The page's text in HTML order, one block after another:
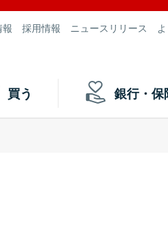
採用情報 ニュースリリース
買う 銀行・保